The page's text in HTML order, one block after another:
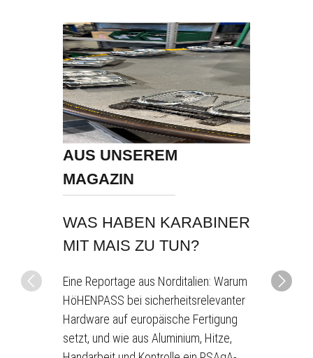
AUS UNSEREM
MAGAZIN
WAS HABEN KARABINER
MIT MAIS ZU TUN?
Eine Reportage aus Norditalien: Warum
HöHENPASS bei sicherheitsrelevanter
Hardware auf europäische Fertigung
setzt, und wie aus Aluminium, Hitze,